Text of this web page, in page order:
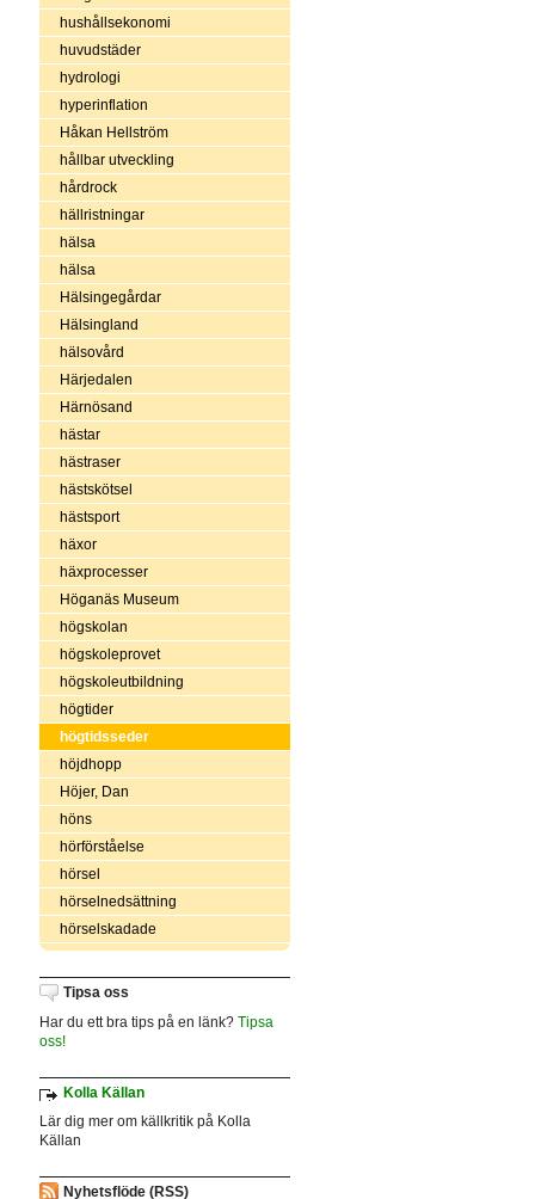
hushållsekonomi
huvudstäder
hydrologi
hyperinflation
Håkan Hellström
hållbar utveckling
hårdrock
hällristningar
hälsa
hälsa
Hälsingegårdar
Hälsingland
hälsovård
Härjedalen
Härnösand
hästar
hästraser
hästskötsel
hästsport
häxor
häxprocesser
Höganäs Museum
högskolan
högskoleprovet
högskoleutbildning
högtider
högtidsseder
höjdhopp
Höjer, Dan
höns
hörförståelse
hörsel
hörselnedsättning
hörselskadade
Tipsa oss
Har du ett bra tips på en länk? Tipsa
oss!
Kolla Källan
Lär dig mer om källkritik på Kolla
Källan
Nyhetsflöde (RSS)